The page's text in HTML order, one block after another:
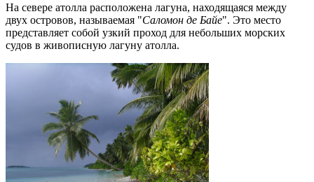
На севере атолла расположена лагуна, находящаяся между
двух островов, называемая "Саломон де Байе". Это место
представляет собой узкий проход для небольших морских
судов в живописную лагуну атолла.